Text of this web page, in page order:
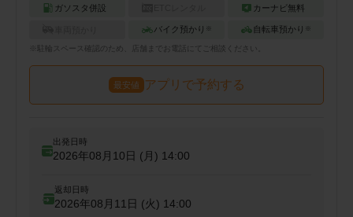
ガソスタ併設 カーナビ無料
バイク預かり ※ 自転車預かり ※
駐輪 スペース確認のため、店舗までお電話にてご相談ください。
最安値 アプリで予約する
出発日時
2026年08月10日 (月) 14:00
返却日時
2026年08月11日 (火) 14:00